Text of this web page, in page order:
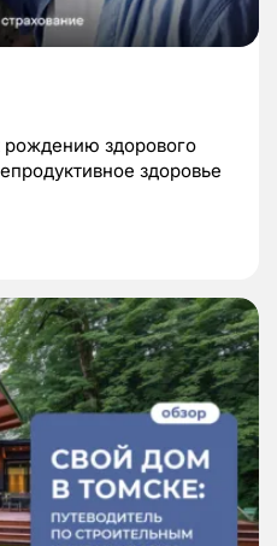
здорового
здоровье